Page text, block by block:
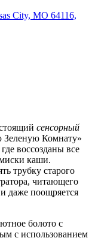
City, MO 64116,
сенсорный
Зеленую Комнату»
воссозданы все
каши.
трубку старого
читающего
даже поощряется
болото с
с использованием